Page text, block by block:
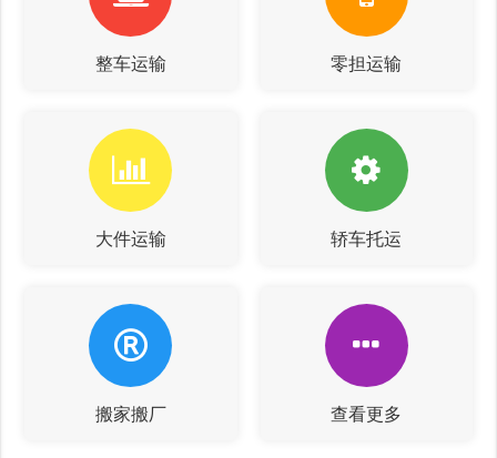
整车运输 零担运输
大件运输 轿车托运
搬家搬厂 查看更多